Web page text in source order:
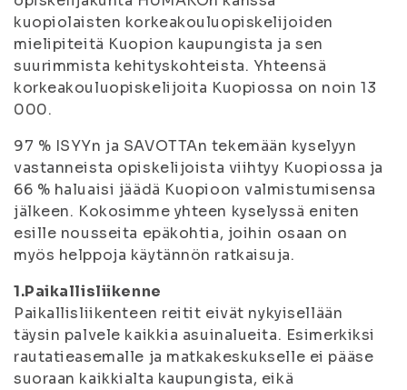
kuopiolaisten korkeakouluopiskelijoiden
mielipiteitä Kuopion kaupungista ja sen
suurimmista kehityskohteista. Yhteensä
korkeakouluopiskelijoita Kuopiossa on noin 13
000.
97 % ISYYn ja SAVOTTAn tekemään kyselyyn
vastanneista opiskelijoista viihtyy Kuopiossa ja
66 % haluaisi jäädä Kuopioon valmistumisensa
jälkeen. Kokosimme yhteen kyselyssä eniten
esille nousseita epäkohtia, joihin osaan on
myös helppoja käytännön ratkaisuja.
1.Paikallisliikenne
Paikallisliikenteen reitit eivät nykyisellään
täysin palvele kaikkia asuinalueita. Esimerkiksi
rautatieasemalle ja matkakeskukselle ei pääse
suoraan kaikkialta kaupungista, eikä